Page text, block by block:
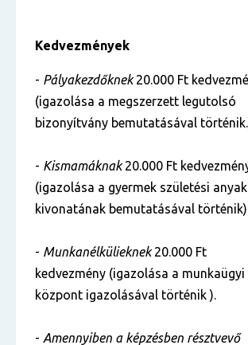
Kedvezmények
- Pályakezdőknek20.000 Ft
(igazolása a megszerzett legutolsó
bizonyítvány bemutatásával
- Kismamáknak20.000 Ft
(igazolása a gyermek születési
kivonatának bemutatásával
- Munkanélkülieknek20.000 Ft
kedvezmény (igazolása a munkaügyi
központ igazolásával történik ).
- Amennyiben a képzésben résztvevő